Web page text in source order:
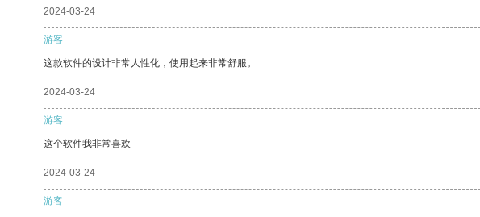
2024-03-24
游客
这款软件的设计非常人性化，使用起来非常舒服。
2024-03-24
游客
这个软件我非常喜欢
2024-03-24
游客